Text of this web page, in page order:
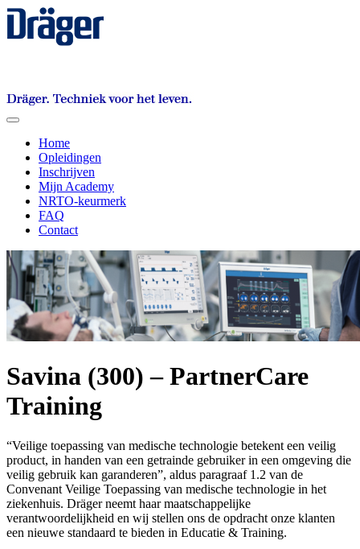
Toggle
navigationHome
Opleidingen
Inschrijven
Mijn Academy
NRTO-keurmerk
FAQ
Contact
Savina (300) – PartnerCare
Training
“Veilige toepassing van medische technologie betekent een veilig
product, in handen van een getrainde gebruiker in een omgeving die
veilig gebruik kan garanderen”, aldus paragraaf 1.2 van de
Convenant Veilige Toepassing van medische technologie in het
ziekenhuis. Dräger neemt haar maatschappelijke
verantwoordelijkheid en wij stellen ons de opdracht onze klanten
een nieuwe standaard te bieden in Educatie & Training.